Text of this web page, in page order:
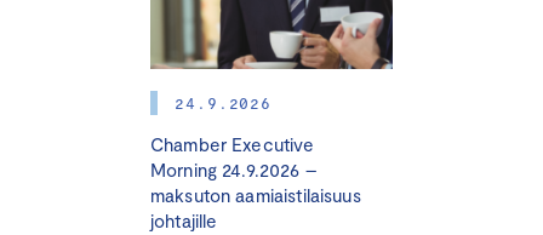
24.9.2026
Chamber Executive
Morning 24.9.2026 –
maksuton aamiaistilaisuus
johtajille